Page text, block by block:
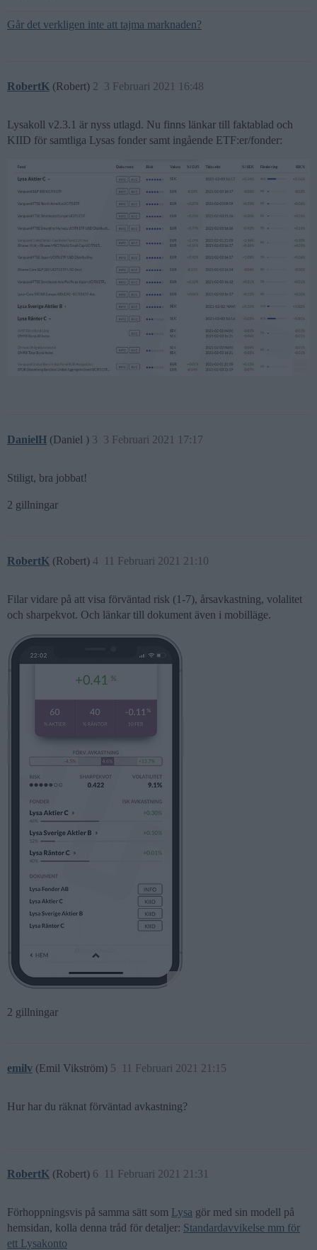
Går det verkligen inte att tajma marknaden?
RobertK (Robert) 3 Februari 2021 16:48
2
Lysakoll v2.3.1 är nyss utlagd. Nu finns länkar till faktablad och
KIID för samtliga Lysas fonder samt ingående ETF:er/fonder:
DanielH (Daniel ) 3 Februari 2021 17:17
3
Stiligt, bra jobbat!
2 gillningar
RobertK (Robert) 11 Februari 2021 21:10
4
Filar vidare på att visa förväntad risk (1-7), årsavkastning, volalitet
och sharpekvot. Och länkar till dokument även i mobilläge.
2 gillningar
emilv (Emil Vikström) 11 Februari 2021 21:15
5
Hur har du räknat förväntad avkastning?
RobertK (Robert) 11 Februari 2021 21:31
6
Förhoppningsvis på samma sätt som Lysa gör med sin modell på
hemsidan, kolla denna tråd för detaljer: Standardavvikelse mm för
ett Lysakonto